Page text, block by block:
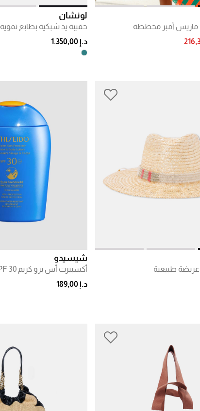
أمبر مخططة
PRICE
لونشان
حقيبة يد شبكية بطابع تمويه
د.إ 1.350,00
عريضة طبيعية
شيسيدو
أكسبيرت أس برو كريم SPF 30
د.إ 189,00